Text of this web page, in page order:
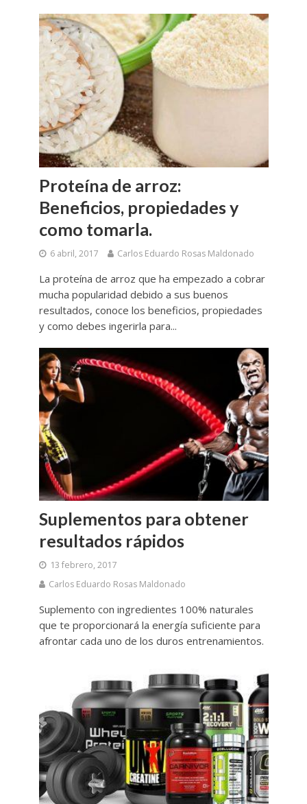
Proteína de arroz:
Beneficios, propiedades y
como tomarla.
6 abril, 2017 Carlos Eduardo Rosas Maldonado
La proteína de arroz que ha empezado a cobrar
mucha popularidad debido a sus buenos
resultados, conoce los beneficios, propiedades
y como debes ingerirla para...
Suplementos para obtener
resultados rápidos
13 febrero, 2017
Carlos Eduardo Rosas Maldonado
Suplemento con ingredientes 100% naturales
que te proporcionará la energía suficiente para
afrontar cada uno de los duros entrenamientos.